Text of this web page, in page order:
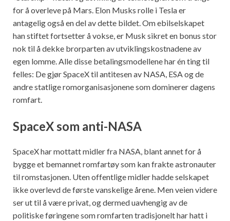
for å overleve på Mars. Elon Musks rolle i Tesla er
antagelig også en del av dette bildet. Om ebilselskapet
han stiftet fortsetter å vokse, er Musk sikret en bonus stor
nok til å dekke brorparten av utviklingskostnadene av
egen lomme. Alle disse betalingsmodellene har én ting til
felles: De gjør SpaceX til antitesen av NASA, ESA og de
andre statlige romorganisasjonene som dominerer dagens
romfart.
SpaceX som anti-NASA
SpaceX har mottatt midler fra NASA, blant annet for å
bygge et bemannet romfartøy som kan frakte astronauter
til romstasjonen. Uten offentlige midler hadde selskapet
ikke overlevd de første vanskelige årene. Men veien videre
ser ut til å være privat, og dermed uavhengig av de
politiske føringene som romfarten tradisjonelt har hatt i